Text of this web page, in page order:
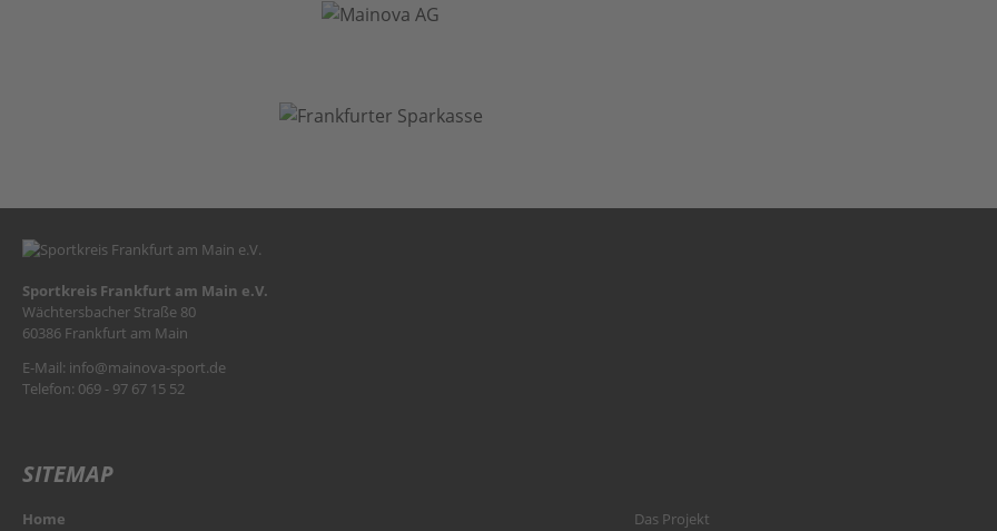
Sportkreis Frankfurt am Main e.V.
Wächtersbacher Straße 80
60386 Frankfurt am Main
E-Mail: info@mainova-sport.de
Telefon: 069 - 97 67 15 52
SITEMAP
Home
Das Projekt